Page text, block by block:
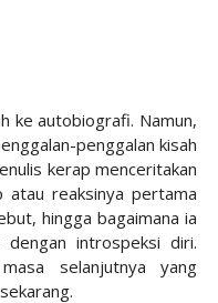
ke autobiografi. Namun,
penggalan kisah
kerap menceritakan
atau reaksinya pertama
hingga bagaimana ia
introspeksi diri.
selanjutnya yang